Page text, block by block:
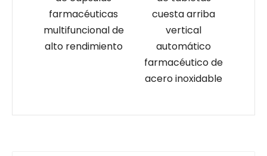
farmacéuticas
multifuncional de
alto rendimiento
cuesta arriba
vertical
automático
farmacéutico de
acero inoxidable